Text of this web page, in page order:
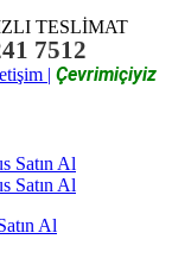
TESLİMAT
7512
| Çevrimiçiyiz
Al